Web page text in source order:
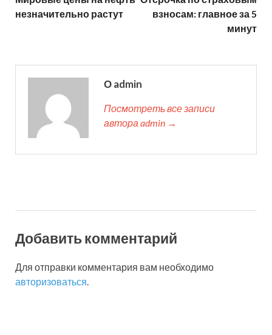
незначительно растут
взносам: главное за 5
минут
О admin
Посмотреть все записи
автора admin →
Добавить комментарий
Для отправки комментария вам необходимо
авторизоваться.